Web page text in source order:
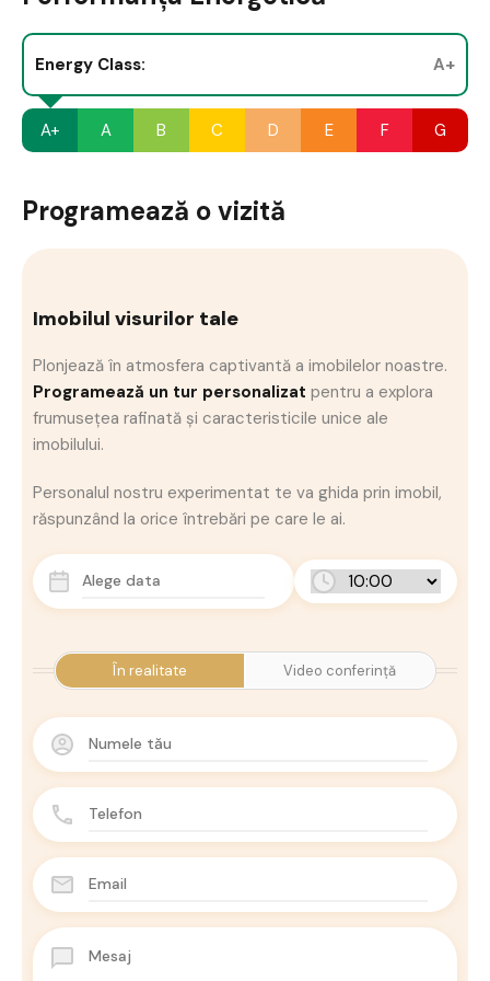
Energy Class: A+
A+ A B C D E F G
Programează o vizită
În realitate Video conferință
Imobilul visurilor tale
Plonjează în atmosfera captivantă a imobilelor noastre.
Programează un tur personalizat pentru a explora
frumusețea rafinată și caracteristicile unice ale
imobilului.
Personalul nostru experimentat te va ghida prin imobil,
răspunzând la orice întrebări pe care le ai.